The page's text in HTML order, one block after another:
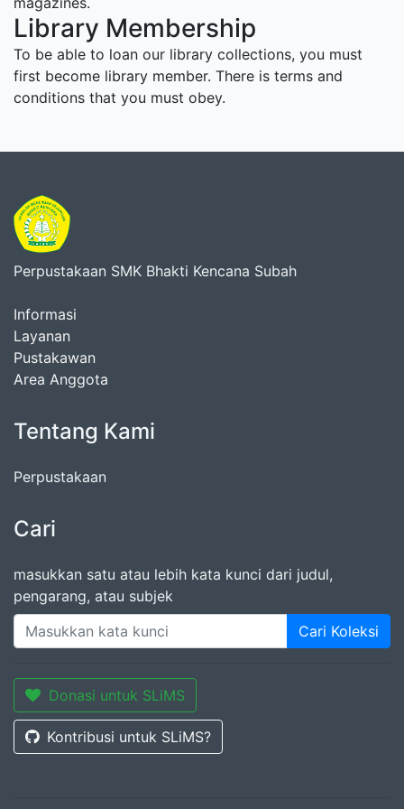
Library Membership
To be able to loan our library collections, you must
first become library member. There is terms and
conditions that you must obey.
Perpustakaan SMK Bhakti Kencana Subah
Informasi
Layanan
Pustakawan
Area Anggota
Tentang Kami
Perpustakaan
Cari
masukkan satu atau lebih kata kunci dari judul,
pengarang, atau subjek
Cari Koleksi
Donasi untuk SLiMS
Kontribusi untuk SLiMS?